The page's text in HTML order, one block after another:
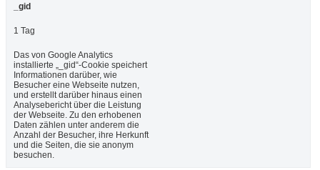
_gid
1 Tag
Das von Google Analytics
installierte „_gid“-Cookie speichert
Informationen darüber, wie
Besucher eine Webseite nutzen,
und erstellt darüber hinaus einen
Analysebericht über die Leistung
der Webseite. Zu den erhobenen
Daten zählen unter anderem die
Anzahl der Besucher, ihre Herkunft
und die Seiten, die sie anonym
besuchen.